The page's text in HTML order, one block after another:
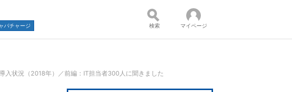
パチャージ
コンテンツ：
並び順：
検索 マイページ
入状況（2018年）／前編：IT担当者300人に聞きました